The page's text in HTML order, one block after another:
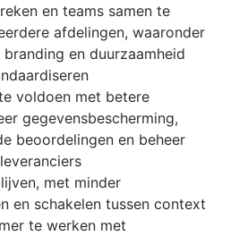
en teams samen te
afdelingen, waaronder
branding en duurzaamheid
voldoen met betere
gegevensbescherming,
beoordelingen en beheer
met minder
en schakelen tussen context
te werken met